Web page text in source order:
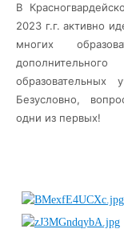
В
2023 г.г. активно
многих
образовательных
Безусловно,
одни из первых!